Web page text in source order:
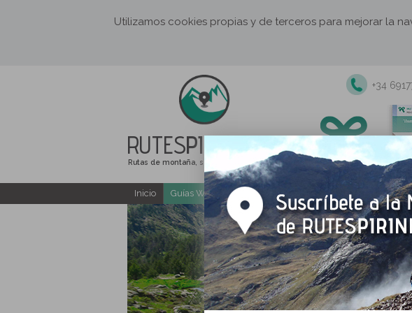
Utilizamos cookies propias y de terceros para mejorar la
RUTESPIRINEUS
Rutas de montaña, senderismo y excursiones
+34
Inicio Guías Web y PDF gratuitas Excursiones y